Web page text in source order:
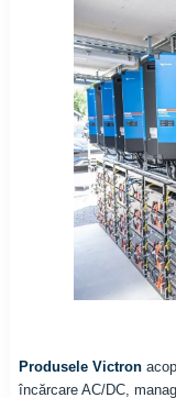
Produsele Victron
încărcare AC/DC,